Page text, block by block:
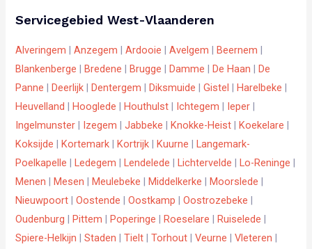
Servicegebied West-Vlaanderen
Alveringem |Anzegem |Ardooie |Avelgem |Beernem |
Blankenberge |Bredene |Brugge |Damme |De Haan |De
Panne |Deerlijk |Dentergem |Diksmuide |Gistel |Harelbeke |
Heuvelland |Hooglede |Houthulst | Ichtegem | Ieper |
Ingelmunster | Izegem |Jabbeke |Knokke-Heist |Koekelare |
Koksijde |Kortemark |Kortrijk |Kuurne |Langemark-
Poelkapelle |Ledegem |Lendelede |Lichtervelde |Lo-Reninge |
Menen |Mesen |Meulebeke |Middelkerke |Moorslede |
Nieuwpoort |Oostende |Oostkamp |Oostrozebeke |
Oudenburg |Pittem |Poperinge |Roeselare |Ruiselede |
Spiere-Helkijn |Staden |Tielt |Torhout |Veurne |Vleteren |